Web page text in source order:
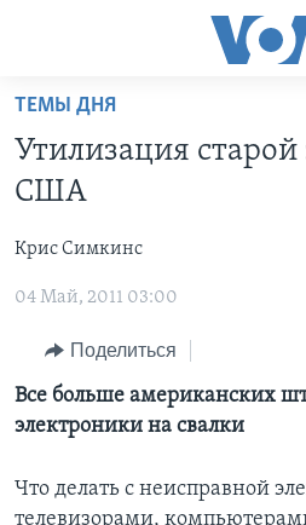
Перейти
основной
контент
навигации
Перейти
поиск
НОВОСТИ ЗА МИНУТУ
ИТОГИ
ПОЧЕМУ ЭТО ВАЖНО?
ДИСКУССИЯ VOA
ДЕТАЛИ
УЧИМ АНГЛИЙСКИЙ
НАША АМЕРИКАНСКАЯ
А КАК В АМЕРИКЕ?
АРТЕФАКТЫ
АМЕРИКАНСКИЕ ГОРОДКИ
ЭКСПЕРТИЗА
ИНТЕРВЬЮ
ФАКТЫ ПРОТИВ ФЕЙКОВ
ЗА СВОБОДУ ПРЕССЫ
УЧИМ АНГЛИЙСКИЙ
ВИДЕО
ТЕМЫ ДНЯ
Утилизация
США
Крис Симкинс
04 Май, 2011 03:00
Поделиться
Все больше американских
электроники на свалки
Что делать с неисправной
телевизорами,